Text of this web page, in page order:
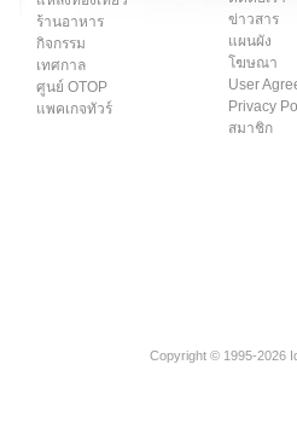
ร้านอาหาร
กิจกรรม
เทศกาล
ศูนย์ OTOP
แพคเกจทัวร์
ข่าวสาร
แผนผัง
โฆษณา
User
Privacy
สมาชิก
Copyright © 1995-2026